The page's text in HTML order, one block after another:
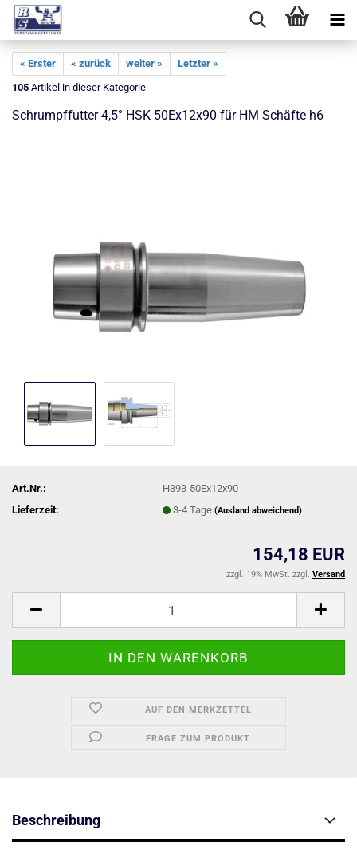
« Erster « zurück weiter »
Letzter »
105 Artikel in dieser Kategorie
Schrumpffutter 4,5° HSK 50Ex12x90 für HM Schäfte h6
Art.Nr.:
H393-50Ex12x90
Lieferzeit:
3-4 Tage(Ausland abweichend)
154,18 EUR
zzgl. 19% MwSt. zzgl. Versand
AUF DEN MERKZETTEL
FRAGE ZUM PRODUKT
Beschreibung